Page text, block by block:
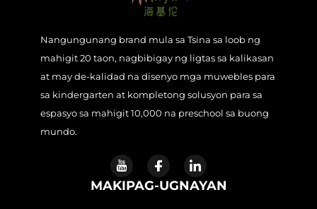
Nangungunang brand mula sa Tsina sa loob ng
mahigit 20 taon, nagbibigay ng ligtas sa kalikasan
at may de-kalidad na disenyo mga muwebles para
sa kindergarten at kompletong solusyon para sa
espasyo sa mahigit 10,000 na preschool sa buong
mundo.
MAKIPAG-UGNAYAN